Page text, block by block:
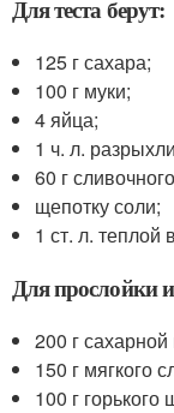
Для теста берут:
125 г сахара;
100 г муки;
4 яйца;
1 ч. л.
60 г
щепотку соли;
1 ст. л. теплой
Для прослойки
200 г
150 г мягкого
100 г горького